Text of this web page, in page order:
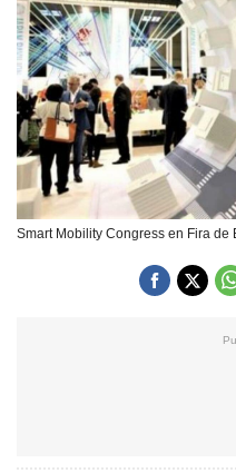
Smart Mobility Congress en Fira de